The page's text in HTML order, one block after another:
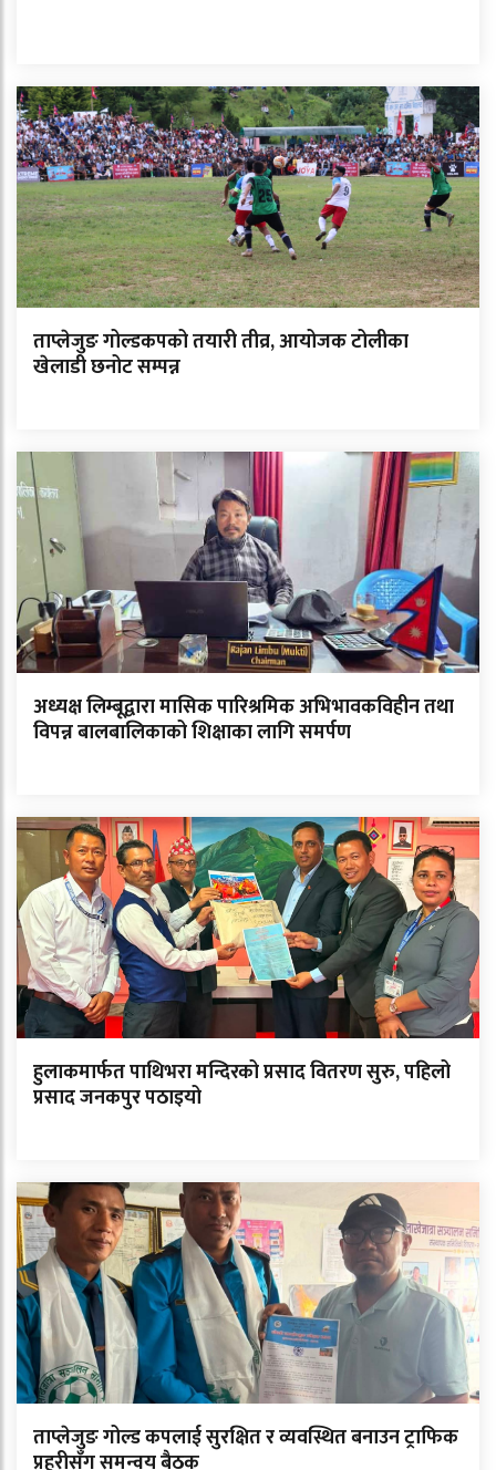
ताप्लेजुङ गोल्डकपको तयारी तीव्र, आयोजक टोलीका
खेलाडी छनोट सम्पन्न
अध्यक्ष लिम्बूद्वारा मासिक पारिश्रमिक अभिभावकविहीन तथा
विपन्न बालबालिकाको शिक्षाका लागि समर्पण
हुलाकमार्फत पाथिभरा मन्दिरको प्रसाद वितरण सुरु, पहिलो
प्रसाद जनकपुर पठाइयो
ताप्लेजुङ गोल्ड कपलाई सुरक्षित र व्यवस्थित बनाउन ट्राफिक